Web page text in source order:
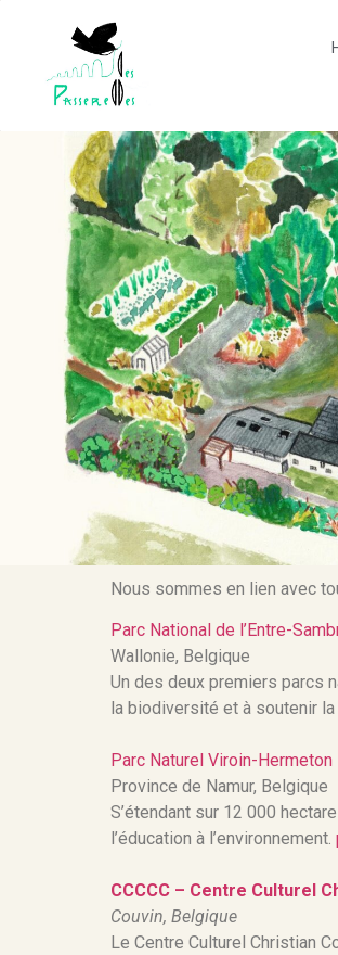
Nous sommes en lien avec
Parc National de l’Entre-
Wallonie, Belgique
Un des deux premiers parcs
la biodiversité et à soutenir
Parc Naturel Viroin-Hermeton
Province de Namur, Belgique
S’étendant sur 12 000
l’éducation à l’environnement.
CCCCC – Centre Culturel
Couvin, Belgique
Le Centre Culturel Christian